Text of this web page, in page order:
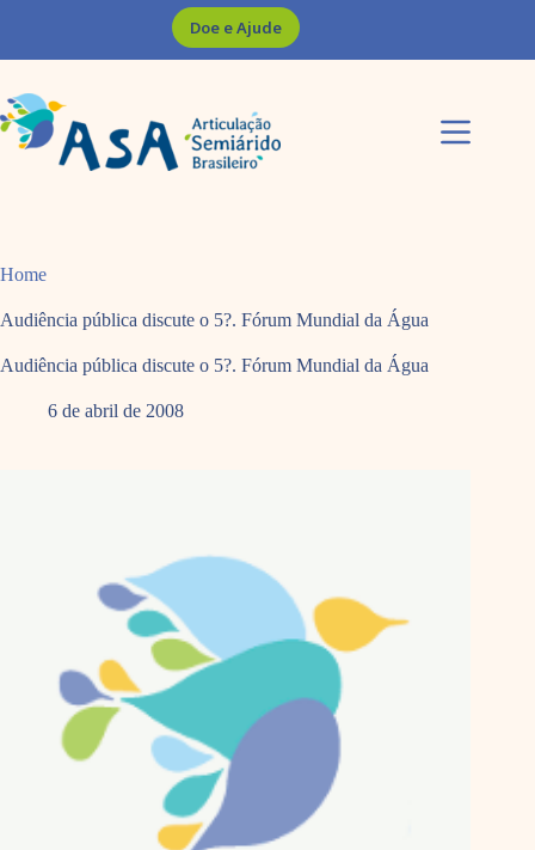
Doe e Ajude
Home
Audiência pública discute o 5?. Fórum Mundial da Água
Audiência pública discute o 5?. Fórum Mundial da Água
6 de abril de 2008